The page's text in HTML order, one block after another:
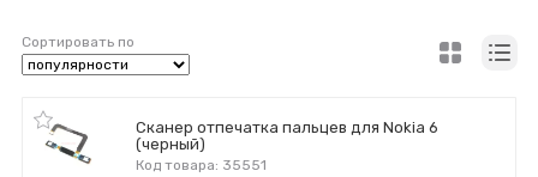
Сортировать по
Сканер отпечатка пальцев для Nokia 6
(черный)
Код товара: 35551